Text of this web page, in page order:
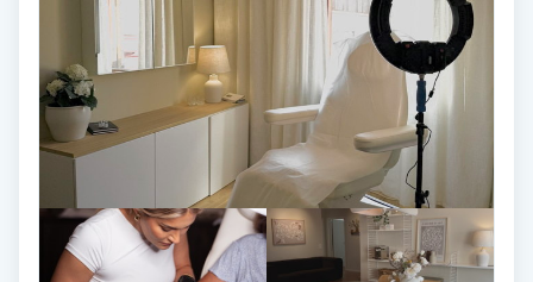
Damklippning
Dermapen
Diamantslipning